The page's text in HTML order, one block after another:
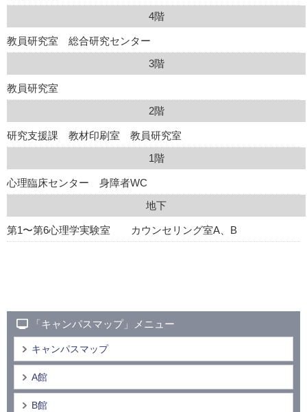
4階
教員研究室 総合研究センター
3階
教員研究室
2階
研究支援課 教材印刷室 教員研究室
1階
心理臨床センター 身障者WC
地下
第1〜第6心理学実験室 カウンセリング室A、B
「キャンパスマップ」メニュー
キャンパスマップ
A館
B館